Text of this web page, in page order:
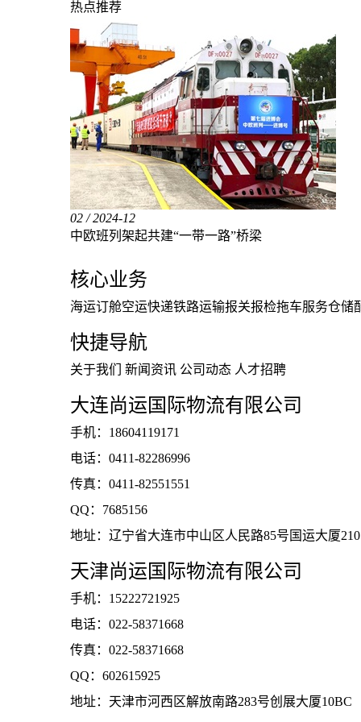
热点推荐
02 / 2024-12
中欧班列架起共建“一带一路”桥梁
核心业务
海运订舱空运快递铁路运输报关报检拖车服务仓储
快捷导航
关于我们 新闻资讯 公司动态 人才招聘
大连尚运国际物流有限公司
手机：18604119171
电话：0411-82286996
传真：0411-82551551
QQ：7685156
地址：辽宁省大连市中山区人民路85号国运大厦
天津尚运国际物流有限公司
手机：15222721925
电话：022-58371668
传真：022-58371668
QQ：602615925
地址：天津市河西区解放南路283号创展大厦10BC